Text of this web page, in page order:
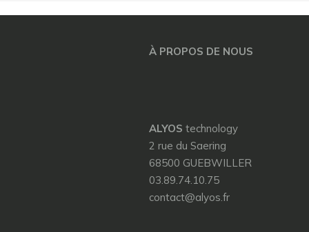
À PROPOS DE NOUS
ALYOS technology
2 rue du Saering
68500 GUEBWILLER
03.89.74.10.75
contact@alyos.fr